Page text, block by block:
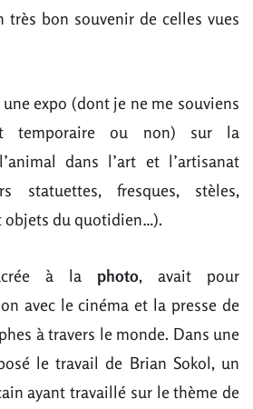
très bon souvenir de celles vues
une expo (dont je ne me souviens
temporaire ou non) sur la
dans l’art et l’artisanat
statuettes, fresques, stèles,
objets du quotidien…).
à la photo, avait pour
avec le cinéma et la presse de
à travers le monde. Dans une
le travail de Brian Sokol, un
ayant travaillé sur le thème de